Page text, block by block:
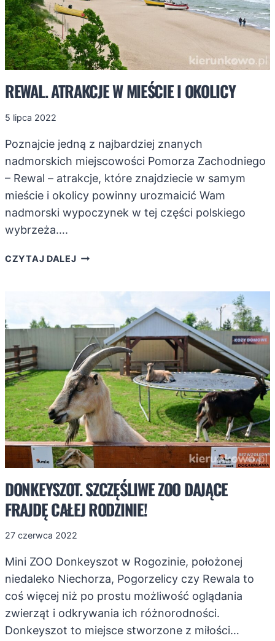
REWAL. ATRAKCJE W MIEŚCIE I OKOLICY
5 lipca 2022
Poznajcie jedną z najbardziej znanych
nadmorskich miejscowości Pomorza Zachodniego
– Rewal – atrakcje, które znajdziecie w samym
mieście i okolicy powinny urozmaicić Wam
nadmorski wypoczynek w tej części polskiego
wybrzeża….
CZYTAJ DALEJREWAL.
OKOLICY
DONKEYSZOT. SZCZĘŚLIWE ZOO DAJĄCE
FRAJDĘ CAŁEJ RODZINIE!
27 czerwca 2022
Mini ZOO Donkeyszot w Rogozinie, położonej
niedaleko Niechorza, Pogorzelicy czy Rewala to
coś więcej niż po prostu możliwość oglądania
zwierząt i odkrywania ich różnorodności.
Donkeyszot to miejsce stworzone z miłości…